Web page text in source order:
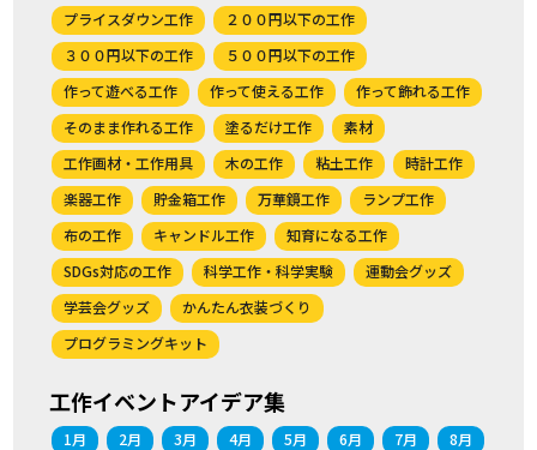
プライスダウン工作
２００円以下の工作
３００円以下の工作
５００円以下の工作
作って遊べる工作
作って使える工作
作って飾れる工作
そのまま作れる工作
塗るだけ工作
素材
工作画材・工作用具
木の工作 粘土工作
時計工作
楽器工作
貯金箱工作 万華鏡工作
ランプ工作
布の工作
キャンドル工作
知育になる工作
SDGs対応の工作
科学工作・科学実験
運動会グッズ
学芸会グッズ
かんたん衣装づくり
プログラミングキット
工作イベントアイデア集
1月 2月 3月 4月 5月 6月 7月
8月